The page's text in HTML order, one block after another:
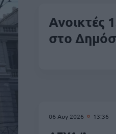
Ανοικτές
στο
06 Αυγ 2026 13:36